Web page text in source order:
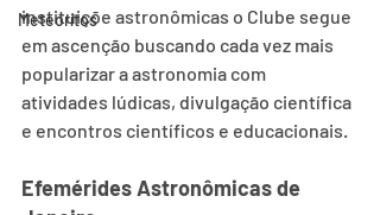
Meteorítos
instituiçõe astronômicas o Clube segue
em ascenção buscando cada vez mais
popularizar a astronomia com
atividades lúdicas, divulgação científica
e encontros científicos e educacionais.
Efemérides Astronômicas de